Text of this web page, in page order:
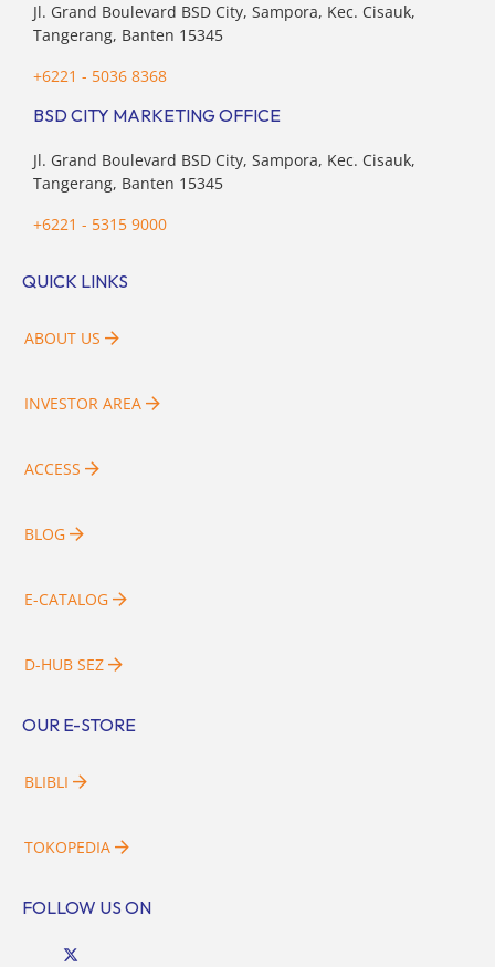
Jl. Grand Boulevard BSD City, Sampora, Kec. Cisauk,
Tangerang, Banten 15345
+6221 - 5036 8368
BSD CITY MARKETING OFFICE
Jl. Grand Boulevard BSD City, Sampora, Kec. Cisauk,
Tangerang, Banten 15345
+6221 - 5315 9000
QUICK LINKS
ABOUT US
INVESTOR AREA
ACCESS
BLOG
E-CATALOG
D-HUB SEZ
OUR E-STORE
BLIBLI
TOKOPEDIA
FOLLOW US ON